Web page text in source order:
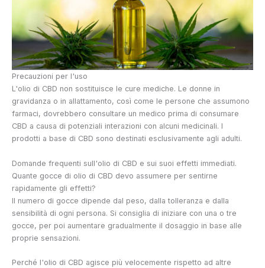
Precauzioni per l'uso
L'olio di CBD non sostituisce le cure mediche. Le donne in
gravidanza o in allattamento, così come le persone che assumono
farmaci, dovrebbero consultare un medico prima di consumare
CBD a causa di potenziali interazioni con alcuni medicinali. I
prodotti a base di CBD sono destinati esclusivamente agli adulti.
Domande frequenti sull'olio di CBD e sui suoi effetti immediati.
Quante gocce di olio di CBD devo assumere per sentirne
rapidamente gli effetti?
Il numero di gocce dipende dal peso, dalla tolleranza e dalla
sensibilità di ogni persona. Si consiglia di iniziare con una o tre
gocce, per poi aumentare gradualmente il dosaggio in base alle
proprie sensazioni.
Perché l'olio di CBD agisce più velocemente rispetto ad altre